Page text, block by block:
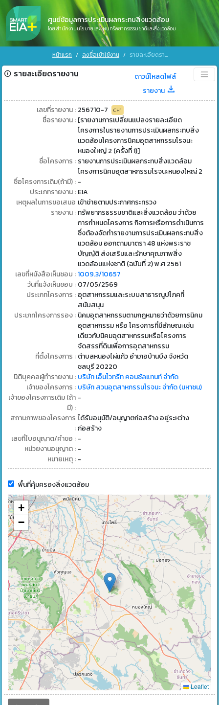
ศูนย์ข้อมูลการประเมินผลกระทบสิ่งแวดล้อม
โดย สำนักงานนโยบายและแผนทรัพยากรธรรมชาติและสิ่งแวดล้อม
หน้าแรก ลงชื่อเข้าใช้งาน รายละเอียดรายงาน
รายละเอียดรายงาน
ดาวน์โหลดไฟล์
รายงาน
เลขที่รายงาน : 256710-7 CH1
ชื่อรายงาน : [รายงานการเปลี่ยนเเปลงรายละเอียด
โครงการในรายงานการประเมินผลกระทบสิ่ง
เเวดล้อมโครงการนิคมอุตสาหกรรมโรจนะ
หนองใหญ่ 2 (ครั้งที่ 1)]
ชื่อโครงการ : รายงานการประเมินผลกระทบสิ่งแวดล้อม
โครงการนิคมอุตสาหกรรมโรจนะหนองใหญ่ 2
ชื่อโครงการเดิม(ถ้ามี) : -
ประเภทรายงาน : EIA
เหตุผลในการขอเสนอ
รายงาน :
เข้าข่ายตามประกาศกระทรวง
ทรัพยากรธรรมชาติและสิ่งแวดล้อม ว่าด้วย
การกำหนดโครงการ กิจการหรือการดำเนินการ
ซึ่งต้องจัดทำรายงานการประเมินผลกระทบสิ่ง
แวดล้อม ออกตามมาตรา 48 แห่งพระราช
บัญญัติ ส่งเสริมและรักษาคุณภาพสิ่ง
แวดล้อมแห่งชาติ (ฉบับที่ 2) พ.ศ 2561
เลขที่หนังสือเห็นชอบ : 1009.3/10657
วันที่แจ้งเห็นชอบ : 07/05/2569
ประเภทโครงการ : อุตสาหกรรมและระบบสาธารณูปโภคที่
สนับสนุน
ประเภทโครงการรอง : นิคมอุตสาหกรรมตามกฎหมายว่าด้วยการนิคม
อุตสาหกรรม หรือ โครงการที่มีลักษณะเช่น
เดียวกับนิคมอุตสาหกรรมหรือโครงการ
จัดสรรที่ดินเพื่อการอุตสาหกรรม
ที่ตั้งโครงการ : ตำบลหนองไผ่แก้ว อำเภอบ้านบึง จังหวัด
ชลบุรี 20220
นิติบุคคลผู้ทำรายงาน : บริษัท เอ็นไวทรีท คอนซัลแทนท์ จำกัด
เจ้าของโครงการ : บริษัท สวนอุตสาหกรรมโรจนะ จำกัด (มหาชน)
เจ้าของโครงการเดิม (ถ้า
มี) :
-
สถานภาพของโครงการ
:
ได้รับอนุมัติ/อนุญาตก่อสร้าง อยู่ระหว่าง
ก่อสร้าง
เลขที่ใบอนุญาต/คำขอ : -
หน่วยงานอนุญาต : -
หมายเหตุ : -
พื้นที่คุ้มครองสิ่งแวดล้อม
+
−
Leaflet